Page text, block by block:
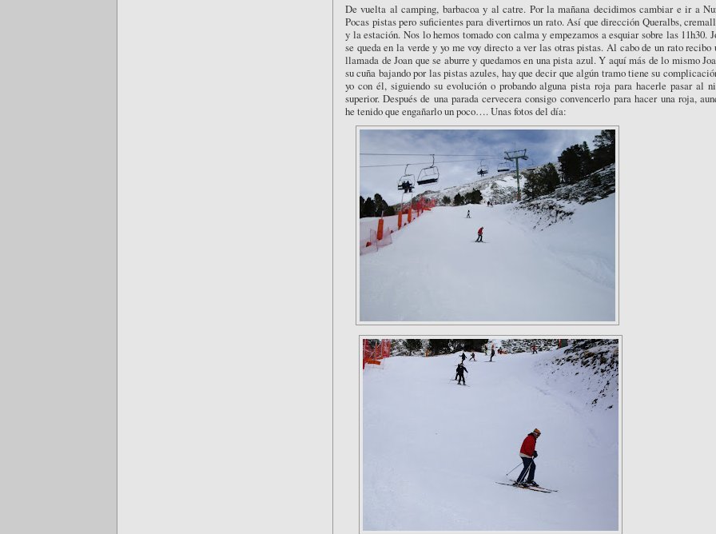
De vuelta al camping, barbacoa y al catre. Por la mañana decidimos cambiar e ir a
Pocas pistas pero suficientes para divertirnos un rato. Así que dirección Queralbs,
y la estación. Nos lo hemos tomado con calma y empezamos a esquiar sobre las 11h30.
se queda en la verde y yo me voy directo a ver las otras pistas. Al cabo de un rato recibo
llamada de Joan que se aburre y quedamos en una pista azul. Y aquí más de lo mismo
su cuña bajando por las pistas azules, hay que decir que algún tramo tiene su
yo con él, siguiendo su evolución o probando alguna pista roja para hacerle pasar al
superior. Después de una parada cervecera consigo convencerlo para hacer una roja,
he tenido que engañarlo un poco…. Unas fotos del día: